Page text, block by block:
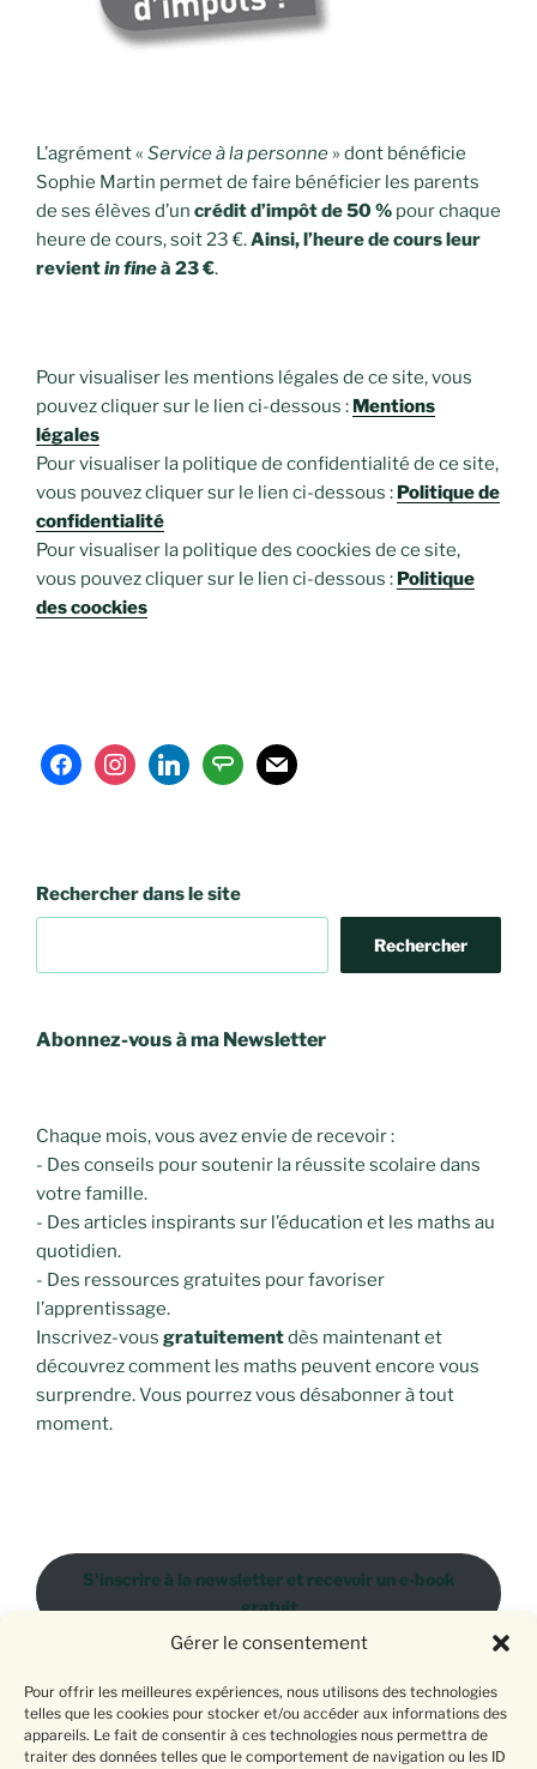
Gérer le consentement
Pour offrir les meilleures expériences, nous utilisons des technologies
telles que les cookies pour stocker et/ou accéder aux informations des
appareils. Le fait de consentir à ces technologies nous permettra de
traiter des données telles que le comportement de navigation ou les ID
L’agrément « Service à la personne » dont bénéficie
Sophie Martin permet de faire bénéficier les parents
de ses élèves d’un crédit d’impôt de 50 % pour chaque
heure de cours, soit 23 €.Ainsi, l’heure de cours leur
revientin fineà 23 €.
Pour visualiser les mentions légales de ce site, vous
pouvez cliquer sur le lien ci-dessous : Mentions
légales
Pour visualiser la politique de confidentialité de ce site,
vous pouvez cliquer sur le lien ci-dessous : Politique de
confidentialité
Pour visualiser la politique des coockies de ce site,
vous pouvez cliquer sur le lien ci-dessous : Politique
des coockies
facebookinstagramlinkedinangieslist
mail
Rechercher dans le site
Rechercher
Abonnez-vous à ma Newsletter
Chaque mois, vous avez envie de recevoir :
- Des conseils pour soutenir la réussite scolaire dans
votre famille.
- Des articles inspirants sur l’éducation et les maths au
quotidien.
- Des ressources gratuites pour favoriser
l’apprentissage.
Inscrivez-vous gratuitementdès maintenant et
découvrez comment les maths peuvent encore vous
surprendre. Vous pourrez vous désabonner à tout
moment.
S'inscrire à la newsletter et recevoir un e-book
gratuit
Donnez votre avis